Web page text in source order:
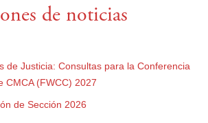
de noticias
de Justicia: Consultas para la Conferencia
CMCA (FWCC) 2027
de Sección 2026